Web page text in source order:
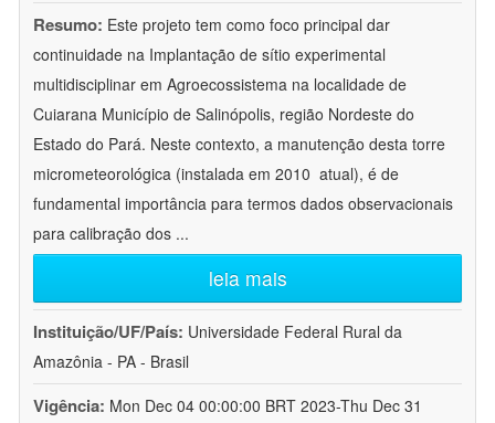
Resumo: Este projeto tem como foco principal dar
continuidade na Implantação de sítio experimental
multidisciplinar em Agroecossistema na localidade de
Cuiarana Município de Salinópolis, região Nordeste do
Estado do Pará. Neste contexto, a manutenção desta torre
micrometeorológica (instalada em 2010  atual), é de
fundamental importância para termos dados observacionais
para calibração dos ...
leia mais
Instituição/UF/País: Universidade Federal Rural da
Amazônia - PA - Brasil
Vigência: Mon Dec 04 00:00:00 BRT 2023-Thu Dec 31